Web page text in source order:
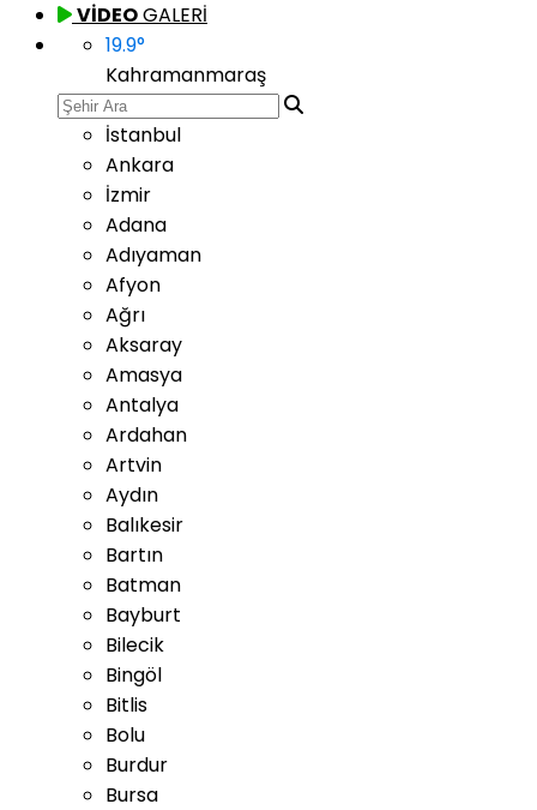
VİDEOGALERİ
19.9°
Kahramanmaraş
İstanbul
Ankara
İzmir
Adana
Adıyaman
Afyon
Ağrı
Aksaray
Amasya
Antalya
Ardahan
Artvin
Aydın
Balıkesir
Bartın
Batman
Bayburt
Bilecik
Bingöl
Bitlis
Bolu
Burdur
Bursa